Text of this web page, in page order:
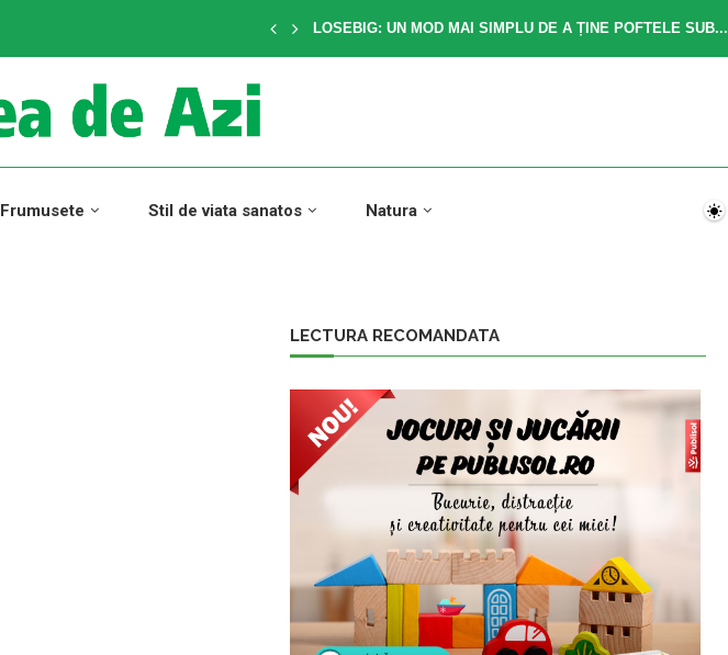
LOSEBIG: UN MOD MAI SIMPLU DE A ȚINE POFTELE SUB...
Frumusete Stil de viata sanatos Natura
LECTURA RECOMANDATA